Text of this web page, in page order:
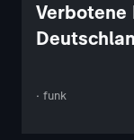
Verbotene
· funk